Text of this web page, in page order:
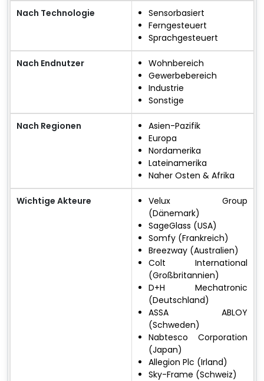
Nach Technologie
Sensorbasiert
Ferngesteuert
Sprachgesteuert
Nach Endnutzer
Wohnbereich
Gewerbebereich
Industrie
Sonstige
Nach Regionen
Asien-Pazifik
Europa
Nordamerika
Lateinamerika
Naher Osten & Afrika
Wichtige Akteure
Velux Group
(Dänemark)
SageGlass (USA)
Somfy (Frankreich)
Breezway (Australien)
Colt International
(Großbritannien)
D+H Mechatronic
(Deutschland)
ASSA ABLOY
(Schweden)
Nabtesco Corporation
(Japan)
Allegion Plc (Irland)
Sky-Frame (Schweiz)